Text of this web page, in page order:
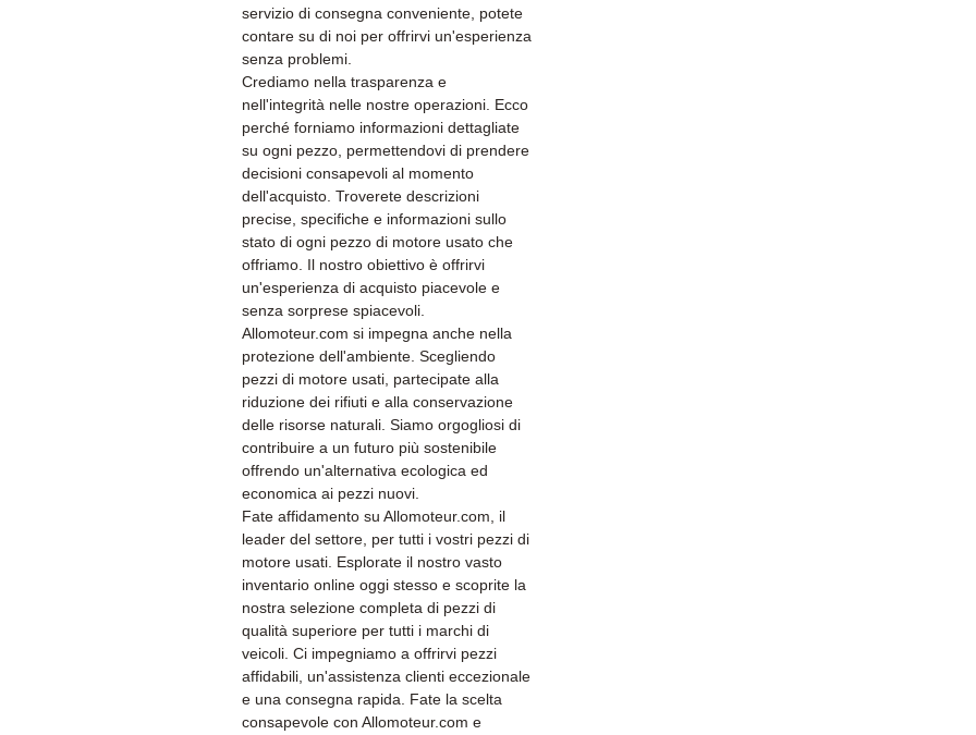
servizio di consegna conveniente, potete
contare su di noi per offrirvi un'esperienza
senza problemi.
Crediamo nella trasparenza e
nell'integrità nelle nostre operazioni. Ecco
perché forniamo informazioni dettagliate
su ogni pezzo, permettendovi di prendere
decisioni consapevoli al momento
dell'acquisto. Troverete descrizioni
precise, specifiche e informazioni sullo
stato di ogni pezzo di motore usato che
offriamo. Il nostro obiettivo è offrirvi
un'esperienza di acquisto piacevole e
senza sorprese spiacevoli.
Allomoteur.com si impegna anche nella
protezione dell'ambiente. Scegliendo
pezzi di motore usati, partecipate alla
riduzione dei rifiuti e alla conservazione
delle risorse naturali. Siamo orgogliosi di
contribuire a un futuro più sostenibile
offrendo un'alternativa ecologica ed
economica ai pezzi nuovi.
Fate affidamento su Allomoteur.com, il
leader del settore, per tutti i vostri pezzi di
motore usati. Esplorate il nostro vasto
inventario online oggi stesso e scoprite la
nostra selezione completa di pezzi di
qualità superiore per tutti i marchi di
veicoli. Ci impegniamo a offrirvi pezzi
affidabili, un'assistenza clienti eccezionale
e una consegna rapida. Fate la scelta
consapevole con Allomoteur.com e